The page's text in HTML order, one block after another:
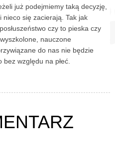
już podejmiemy taką decyzję,
nieco się zacierają. Tak jak
czy to pieska czy
nauczone
do nas nie będzie
bez względu na płeć.